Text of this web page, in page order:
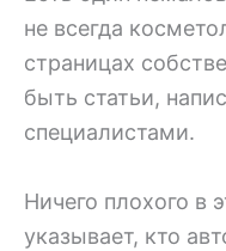
не всегда
страницах
быть статьи,
специалистами.
Ничего плохого в
указывает, кто